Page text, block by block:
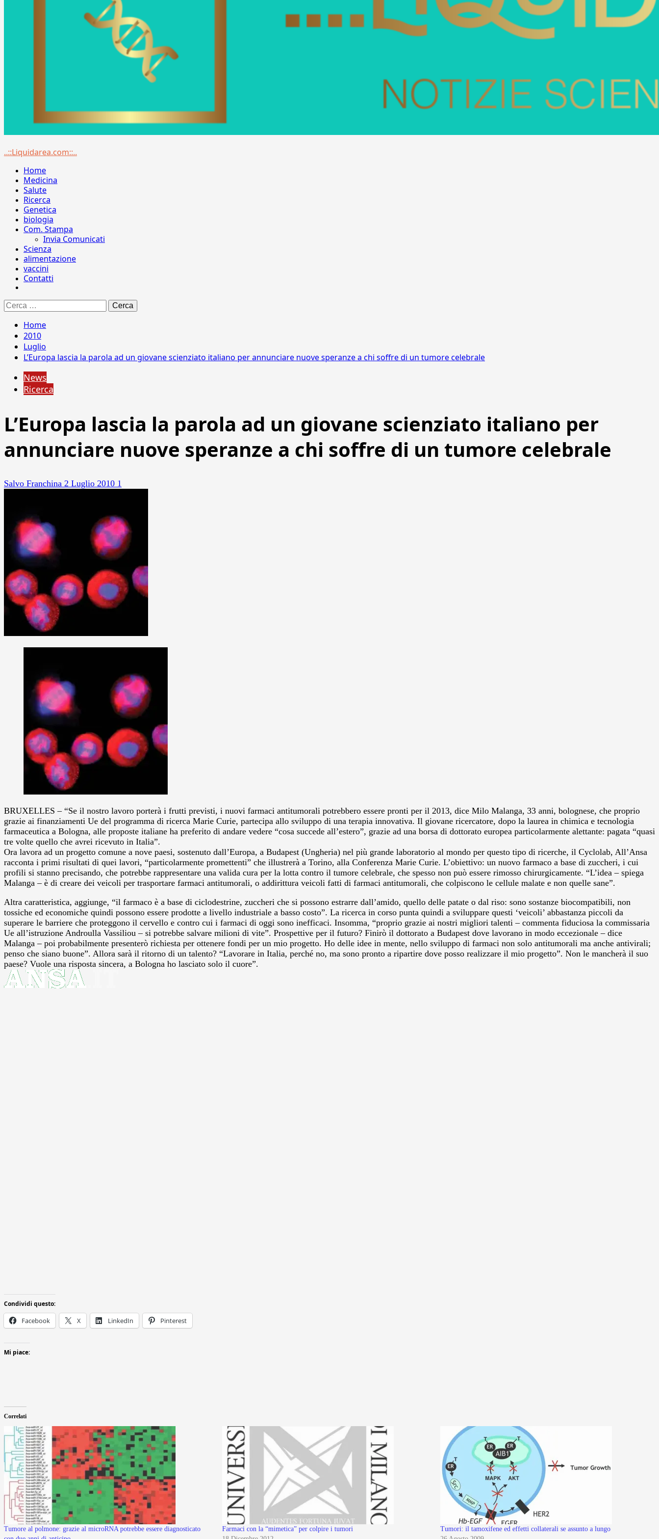
Menu
..::Liquidarea.com::..
Home
Medicina
Salute
Ricerca
Genetica
biologia
Com. Stampa
Invia Comunicati
Scienza
alimentazione
vaccini
Contatti
Ricerca
per:
Home
2010
Luglio
L’Europa lascia la parola ad un giovane scienziato italiano per annunciare nuove speranze a chi soffre di un tumore celebrale
News
Ricerca
L’Europa lascia la parola ad un giovane scienziato italiano per
annunciare nuove speranze a chi soffre di un tumore celebrale
Salvo Franchina 2 Luglio 2010 1
BRUXELLES – “Se il nostro lavoro porterà i frutti previsti, i nuovi farmaci antitumorali potrebbero essere pronti per il 2013, dice Milo Malanga, 33 anni, bolognese, che proprio
grazie ai finanziamenti Ue del programma di ricerca Marie Curie, partecipa allo sviluppo di una terapia innovativa. Il giovane ricercatore, dopo la laurea in chimica e tecnologia
farmaceutica a Bologna, alle proposte italiane ha preferito di andare vedere “cosa succede all’estero”, grazie ad una borsa di dottorato europea particolarmente alettante: pagata “quasi
tre volte quello che avrei ricevuto in Italia”.
Ora lavora ad un progetto comune a nove paesi, sostenuto dall’Europa, a Budapest (Ungheria) nel più grande laboratorio al mondo per questo tipo di ricerche, il Cyclolab, All’Ansa
racconta i primi risultati di quei lavori, “particolarmente promettenti” che illustrerà a Torino, alla Conferenza Marie Curie. L’obiettivo: un nuovo farmaco a base di zuccheri, i cui
profili si stanno precisando, che potrebbe rappresentare una valida cura per la lotta contro il tumore celebrale, che spesso non può essere rimosso chirurgicamente. “L’idea – spiega
Malanga – è di creare dei veicoli per trasportare farmaci antitumorali, o addirittura veicoli fatti di farmaci antitumorali, che colpiscono le cellule malate e non quelle sane”.
Altra caratteristica, aggiunge, “il farmaco è a base di ciclodestrine, zuccheri che si possono estrarre dall’amido, quello delle patate o dal riso: sono sostanze biocompatibili, non
tossiche ed economiche quindi possono essere prodotte a livello industriale a basso costo”. La ricerca in corso punta quindi a sviluppare questi ‘veicoli’ abbastanza piccoli da
superare le barriere che proteggono il cervello e contro cui i farmaci di oggi sono inefficaci. Insomma, “proprio grazie ai nostri migliori talenti – commenta fiduciosa la commissaria
Ue all’istruzione Androulla Vassiliou – si potrebbe salvare milioni di vite”. Prospettive per il futuro? Finirò il dottorato a Budapest dove lavorano in modo eccezionale – dice
Malanga – poi probabilmente presenterò richiesta per ottenere fondi per un mio progetto. Ho delle idee in mente, nello sviluppo di farmaci non solo antitumorali ma anche antivirali;
penso che siano buone”. Allora sarà il ritorno di un talento? “Lavorare in Italia, perché no, ma sono pronto a ripartire dove posso realizzare il mio progetto”. Non le mancherà il suo
paese? Vuole una risposta sincera, a Bologna ho lasciato solo il cuore”.
Condividi questo:
Facebook X LinkedIn Pinterest
Mi piace:
Correlati
Tumore al polmone: grazie al microRNA potrebbe essere diagnosticato
Farmaci con la “mimetica” per colpire i tumori
Tumori: il tamoxifene ed effetti collaterali se assunto a lungo